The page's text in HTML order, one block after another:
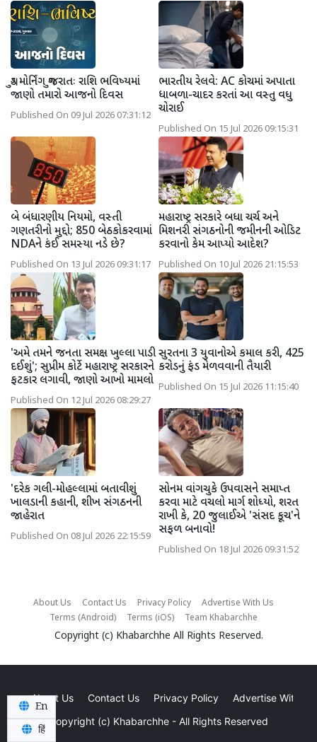
ગુડ મોર્નિંગ ગુજરાતઃ રાશિ ભવિષ્યમાં
જાણો તમારો આજનો દિવસ
Published On 09 Jul 2026 07:31:12
ભારતીય રેલવે: AC કોચમાં અપાતા
ધાબળા-ચાદર કરતાં આ વસ્તુ વધુ
ચોરાઈ
Published On 15 Jul 2026 09:15:31
બે બંધારણીય નિયમો, વસ્તી
ગણતરીનો મુદ્દો; 850 બેઠકોકરવામાં
NDAને કંઈ સમસ્યા નડે છે?
Published On 13 Jul 2026 09:31:17
મહારાષ્ટ્ર સરકારે બધા ચર્ચ અને
મિશનરી સંગઠનોની જમીનની ઓડિટ
કરવાનો કેમ આપ્યો આદેશ?
Published On 10 Jul 2026 21:15:53
'અમે તમને જનતા સમક્ષ ખુલ્લા પાડી
દઈશું'; સુપ્રીમ કોર્ટે મહારાષ્ટ્ર સરકારને
ફટકાર લગાવી, જાણો આખો મામલો
Published On 12 Jul 2026 08:29:27
સુરતના 3 યુવાનોએ કમાલ કરી, 425
કરોડનું ફંડ મેળવવાની તૈયારી
Published On 15 Jul 2026 11:15:40
'દરેક ગલી-મોહલ્લામાં બતાવીશું
ખાલડાની કહાની, શીખ સંગઠનની
જાહેરાત
Published On 08 Jul 2026 22:15:59
સોનમ વાંગચુકે ઉપવાસને સમાપ્ત
કરવા માટે વચલો માર્ગ શોધ્યો, શરત
રાખી કે, 20 જુલાઈએ 'સંસદ કૂચ'ને
સફળ બનાવો!
Published On 18 Jul 2026 09:31:52
About Us Contact Us Privacy Policy
Advertise With Us
Terms (Android)
Terms (iOS) Team Khabarchhe
Copyright (c) Khabarchhe All Rights Reserved.
About Us Contact Us Privacy Policy
Advertise With Us
Copyright (c) Khabarchhe - All Rights Reserved
En
हिं